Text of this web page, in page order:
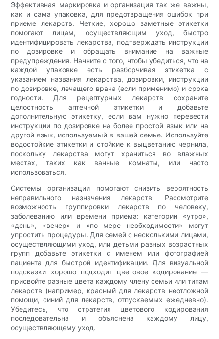
Эффективная маркировка и организация так же важны,
как и сама упаковка, для предотвращения ошибок при
приеме лекарств. Четкие, хорошо заметные этикетки
помогают лицам, осуществляющим уход, быстро
идентифицировать лекарства, подтверждать инструкции
по дозировке и обращать внимание на важные
предупреждения. Начните с того, чтобы убедиться, что на
каждой упаковке есть разборчивая этикетка с
указанием названия лекарства, дозировки, инструкции
по дозировке, лечащего врача (если применимо) и срока
годности. Для рецептурных лекарств сохраните
целостность аптечной этикетки и добавьте
дополнительную этикетку, если вам нужно перевести
инструкции по дозировке на более простой язык или на
другой язык, используемый в вашей семье. Используйте
водостойкие этикетки и стойкие к выцветанию чернила,
поскольку лекарства могут храниться во влажных
местах, таких как ванные комнаты, или часто
использоваться.
Системы организации помогают снизить вероятность
неправильного назначения лекарств. Рассмотрите
возможность группировки лекарств по человеку,
заболеванию или времени приема: категории «утро»,
«день», «вечер» и «по мере необходимости» могут
упростить процедуры. Для семей с несколькими лицами,
осуществляющими уход, или детьми разных возрастных
групп добавьте этикетки с именем или фотографией
пациента для быстрой идентификации. Для визуальной
подсказки хорошо подходит цветовое кодирование —
присвойте разные цвета каждому члену семьи или типам
лекарств (например, красный для лекарств неотложной
помощи, синий для лекарств, отпускаемых ежедневно).
Убедитесь, что стратегия цветового кодирования
последовательна и объяснена каждому лицу,
осуществляющему уход.